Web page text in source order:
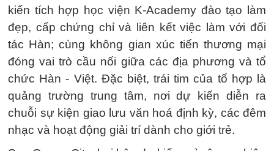
kiến tích hợp học viện K-Academy đào tạo làm
đẹp, cấp chứng chỉ và liên kết việc làm với đối
tác Hàn; cùng không gian xúc tiến thương mại
đóng vai trò cầu nối giữa các địa phương và tổ
chức Hàn - Việt. Đặc biệt, trái tim của tổ hợp là
quảng trường trung tâm, nơi dự kiến diễn ra
chuỗi sự kiện giao lưu văn hoá định kỳ, các đêm
nhạc và hoạt động giải trí dành cho giới trẻ.